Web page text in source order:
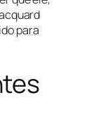
para